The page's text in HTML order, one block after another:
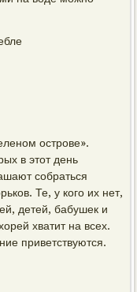
острове».
в этот день
собраться
Те, у кого их нет,
детей, бабушек и
хватит на всех.
приветствуются.